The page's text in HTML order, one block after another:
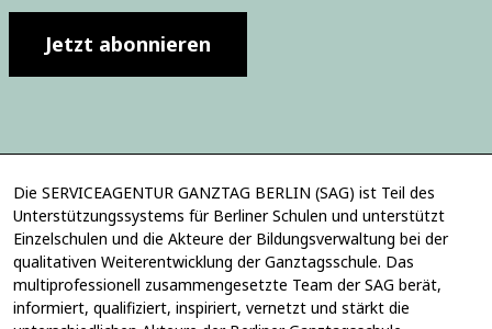
s
*
a
-
A
d
r
e
s
l
g
Jetzt abonnieren
Die SERVICEAGENTUR GANZTAG BERLIN (SAG) ist Teil des
Unterstützungssystems für Berliner Schulen und unterstützt
Einzelschulen und die Akteure der Bildungsverwaltung bei der
qualitativen Weiterentwicklung der Ganztagsschule. Das
multiprofessionell zusammengesetzte Team der SAG berät,
informiert, qualifiziert, inspiriert, vernetzt und stärkt die